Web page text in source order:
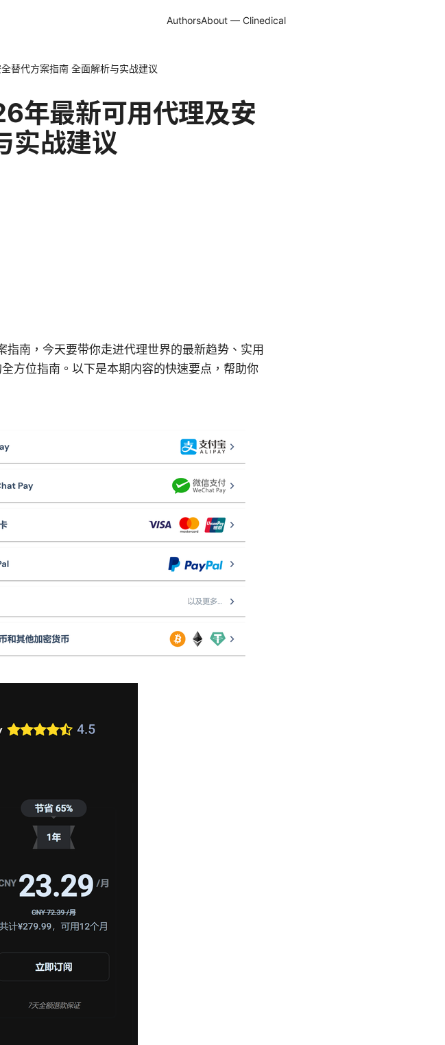
AuthorsAbout — Clinedical
替代方案指南 全面解析与实战建议
年最新可用代理及安
实战建议
南，今天要带你走进代理世界的最新趋势、实用
方位指南。以下是本期内容的快速要点，帮助你